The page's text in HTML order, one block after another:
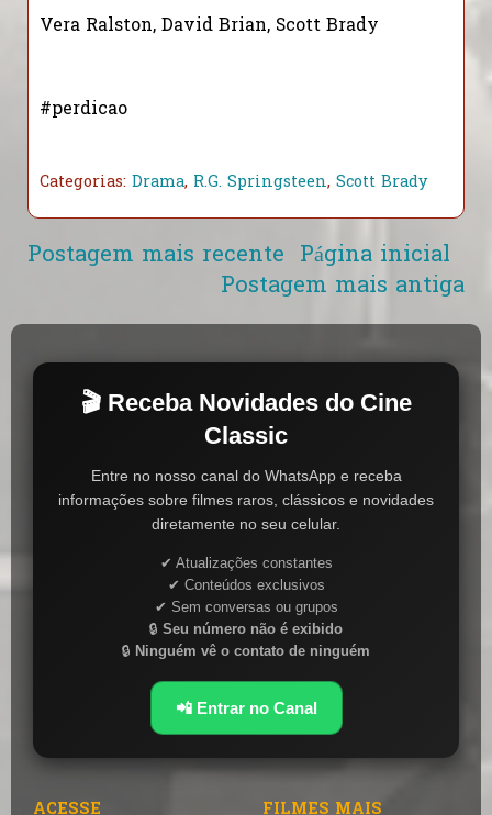
Vera Ralston, David Brian, Scott Brady
#perdicao
Categorias: Drama, R.G. Springsteen, Scott Brady
Postagem mais recente
Postagem mais antiga
Página inicial
🎬 Receba Novidades do Cine
Classic
Entre no nosso canal do WhatsApp e receba
informações sobre filmes raros, clássicos e novidades
diretamente no seu celular.
✔ Atualizações constantes
✔ Conteúdos exclusivos
✔ Sem conversas ou grupos
🔒 Seu número não é exibido
🔒 Ninguém vê o contato de ninguém
📲 Entrar no Canal
ACESSE
FILMES MAIS